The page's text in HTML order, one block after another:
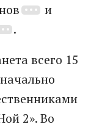
и
.
всего 15
2». Во